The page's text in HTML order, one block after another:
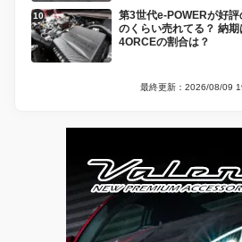
第3世代e-POWERが好
のくらい売れてる？ 納
4ORCEの割合は？
最終更新：2026/08/09